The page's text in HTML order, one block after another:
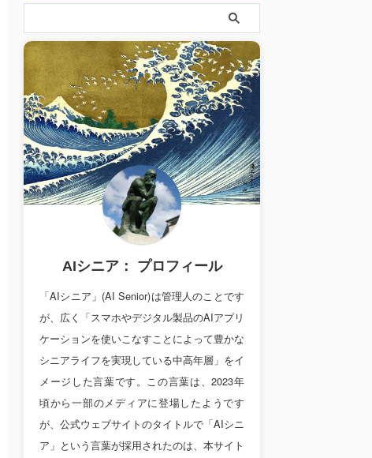
AIシニア： プロフィール
「AIシニア」(AI Senior)は管理人のことです
が、広く「スマホやデジタル製品のAIアプリ
ケーションを使いこなすことによって豊かな
シニアライフを実現している中高年層」をイ
メージした言葉です。この言葉は、2023年
頃から一部のメディアに登場したようです
が、公式ウェブサイトのタイトルで「AIシニ
ア」という言葉が採用されたのは、本サイト